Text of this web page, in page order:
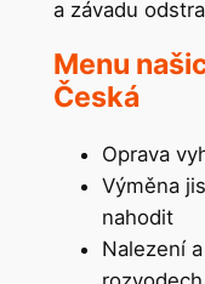
a závadu
Menu
Česká
Oprava
Výměna
nahodit
Nalezení